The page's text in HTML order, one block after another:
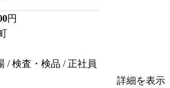
円
/ 検査・検品 / 正社員
詳細を表示